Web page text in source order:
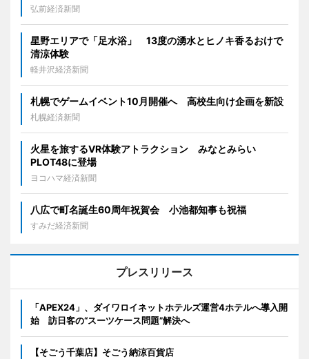
弘前経済新聞
星野エリアで「足水浴」 13度の湧水とヒノキ香るおけで
清涼体験
軽井沢経済新聞
札幌でゲームイベント10月開催へ 高校生向け企画を新設
札幌経済新聞
火星を旅するVR体験アトラクション みなとみらい
PLOT48に登場
ヨコハマ経済新聞
八広で町名誕生60周年祝賀会 小池都知事も祝福
すみだ経済新聞
プレスリリース
「APEX24」、ダイワロイネットホテルズ運営4ホテルへ導入開
始 訪日客の“スーツケース問題”解決へ
【そごう千葉店】そごう納涼百貨店